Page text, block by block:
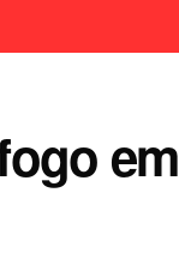
em